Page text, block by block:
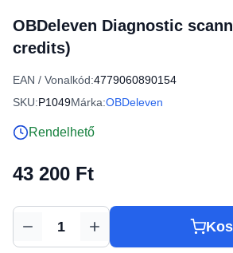
OBDeleven Diagnostic
credits)
EAN / Vonalkód:4779060890154
SKU:P1049Márka:OBDeleven
Rendelhető
43 200 Ft
Mennyiség